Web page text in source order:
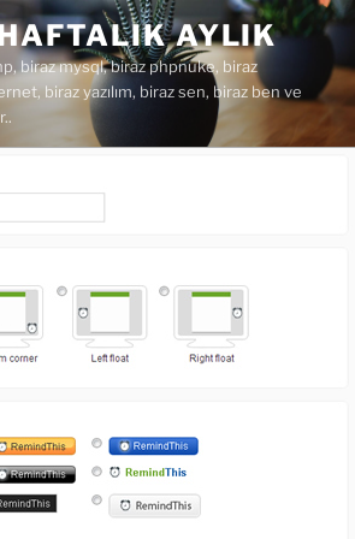
AYLIK
biraz mysql, biraz phpnuke, biraz
biraz yazılım, biraz sen, biraz ben ve